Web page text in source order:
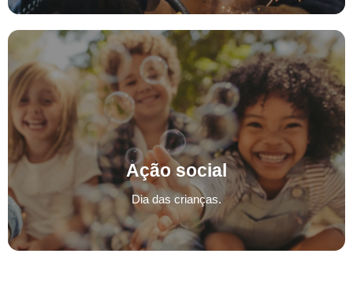
Ação social
Dia das crianças.
Ação Social
Dia das crianças.